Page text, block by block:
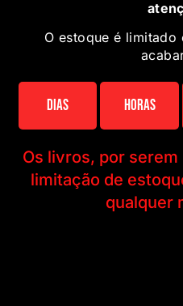
O estoque é limitado
Dias Horas
Os livros, por
limitação de
qualquer